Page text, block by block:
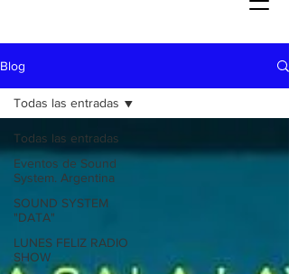
Blog
Todas las entradas
Eventos de Sound
System. Argentina
SOUND SYSTEM
"DATA"
LUNES FELIZ RADIO
SHOW
Todas las entradas